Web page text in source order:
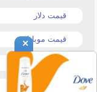
قیمت دلار
قیمت موبایل
قیمت تبلت
تیتر روزنامه ها
×